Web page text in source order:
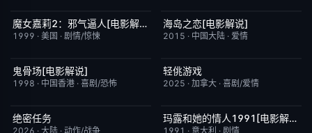
已完结 5.7魔女嘉莉2：邪气逼人[电影解说]
1999 · 美国 · 剧情/惊悚
已完结
海岛之恋[电影解说]
2015 · 中国大陆 · 爱情
已完结
鬼骨场[电影解说]
1998 · 中国香港 · 喜剧/恐怖
今日更新
轻佻游戏
2025 · 加拿大 · 喜剧/爱情
今日更新
绝密任务
2026 · 大陆 · 动作/战争
已完结 6.1玛露和她的情人1991[电影解说]
1991 · 意大利 · 剧情